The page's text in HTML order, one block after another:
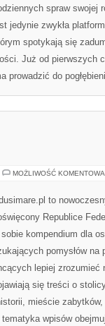
spraw swojej
jedynie zwykła
spotykają się
Już od pierwszych
prowadzić do
MOŻLIWOŚĆ
to
Republice
kompendium dla
pomysłów na
lepiej zrozumieć
się treści o
mieście
wpisów